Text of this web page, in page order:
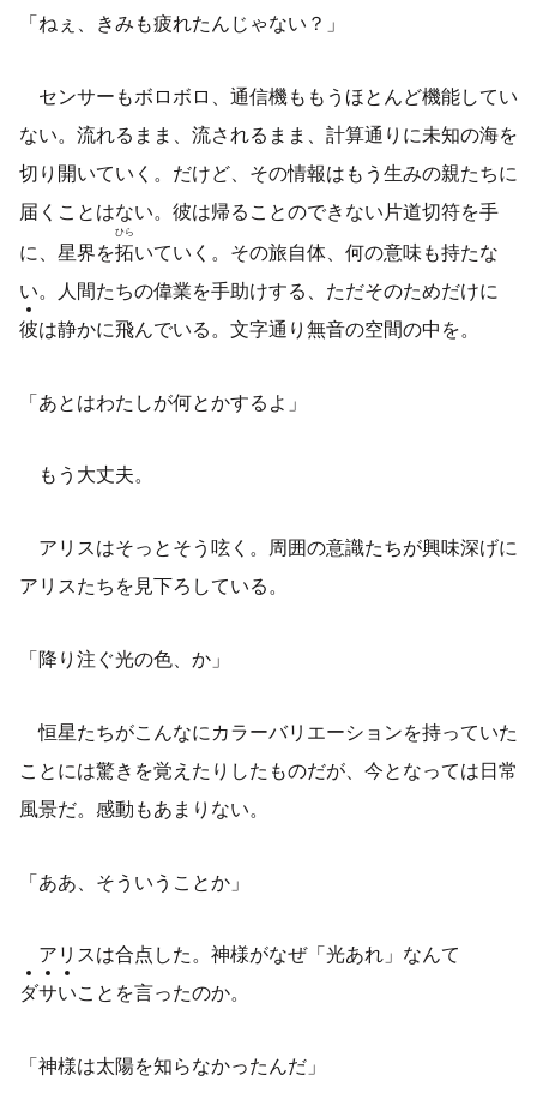
「ねぇ、きみも疲れたんじゃない？」
センサーもボロボロ、通信機ももうほとんど機能してい
ない。流れるまま、流されるまま、計算通りに未知の海を
切り開いていく。だけど、その情報はもう生みの親たちに
届くことはない。彼は帰ることのできない片道切符を手
に、星界を拓
ひら
いていく。その旅自体、何の意味も持たな
い。人間たちの偉業を手助けする、ただそのためだけに
彼は静かに飛んでいる。文字通り無音の空間の中を。
「あとはわたしが何とかするよ」
もう大丈夫。
アリスはそっとそう呟く。周囲の意識たちが興味深げに
アリスたちを見下ろしている。
「降り注ぐ光の色、か」
恒星たちがこんなにカラーバリエーションを持っていた
ことには驚きを覚えたりしたものだが、今となっては日常
風景だ。感動もあまりない。
「ああ、そういうことか」
アリスは合点した。神様がなぜ「光あれ」なんて
ダサいことを言ったのか。
「神様は太陽を知らなかったんだ」